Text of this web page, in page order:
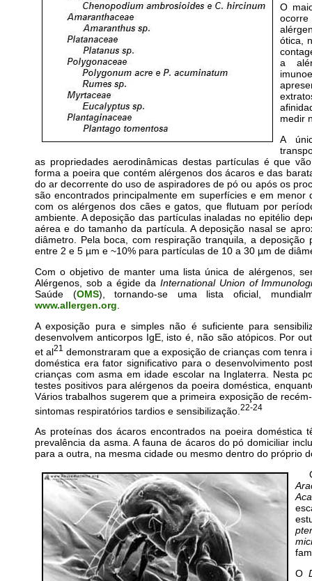
O
ótica,
a
medir
A
as propriedades aerodinâmicas destas partículas é que
forma a poeira que contém alérgenos dos ácaros e das
do ar decorrente do uso de aspiradores de pó ou após os
são encontrados principalmente em superfícies e em
com os alérgenos dos cães e gatos, que flutuam por
ambiente. A deposição das partículas inaladas no epitélio
aérea e do tamanho da partícula. A deposição nasal se
diâmetro. Pela boca, com respiração tranquila, a
entre 2 e 5 µm e ~10% para partículas de 10 a 30 µm de
Com o objetivo de manter uma lista única de alérgenos,
Alérgenos, sob a égide da International Union of
Saúde (OMS), tornando-se uma lista oficial,
www.allergen.org
A exposição pura e simples não é suficiente para
desenvolvem anticorpos IgE, isto é, não são atópicos. Por
et al21 demonstraram que a exposição de crianças com
doméstica era fator significativo para o desenvolvimento
crianças com asma em idade escolar na Inglaterra. Nesta
testes positivos para alérgenos da poeira doméstica,
Vários trabalhos sugerem que a primeira exposição de
sintomas respiratórios tardios e sensibilização. 22-24
As proteínas dos ácaros encontrados na poeira doméstica
prevalência da asma. A fauna de ácaros do pó domiciliar
para a outra, na mesma cidade ou mesmo dentro do próprio
O